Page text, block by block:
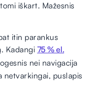
iškart. Mažesnis
itin parankus
Kadangi 75 % el.
nei navigacija
netvarkingai, puslapis